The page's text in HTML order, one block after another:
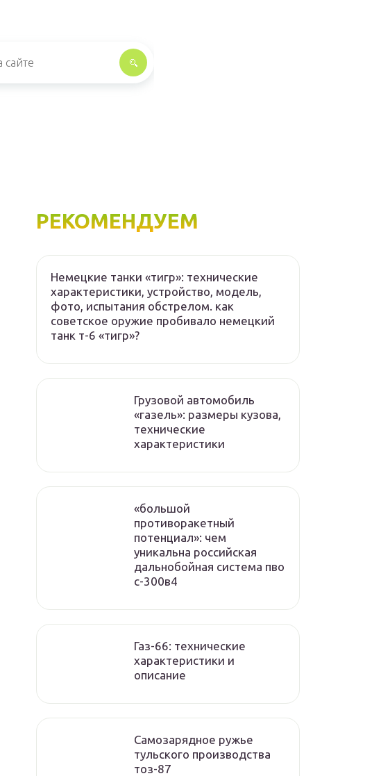
РЕКОМЕНДУЕМ
Немецкие танки «тигр»: технические
характеристики, устройство, модель,
фото, испытания обстрелом. как
советское оружие пробивало немецкий
танк т-6 «тигр»?
Грузовой автомобиль
«газель»: размеры кузова,
технические
характеристики
«большой
противоракетный
потенциал»: чем
уникальна российская
дальнобойная система пво
с-300в4
Газ-66: технические
характеристики и
описание
Самозарядное ружье
тульского производства
тоз-87